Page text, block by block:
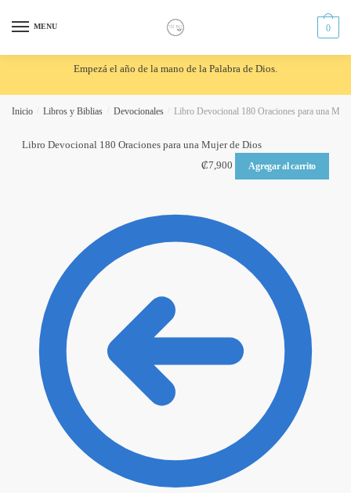
MENU 0
Empezá el año de la mano de la Palabra de Dios.
Inicio Libros y Biblias Devocionales Libro Devocional 180 Oraciones para una
Libro Devocional 180 Oraciones para una Mujer de Dios
₡7,900 Agregar al carrito